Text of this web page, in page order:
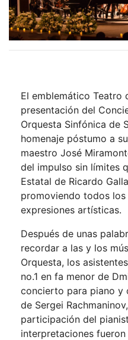
El emblemático Teatro
presentación del
Orquesta Sinfónica de
homenaje póstumo a
maestro José
del impulso sin límites
Estatal de Ricardo
promoviendo todos
expresiones artísticas.
Después de unas
recordar a las y los
Orquesta, los
no.1 en fa menor de
concierto para piano y
de Sergei
participación del
interpretaciones